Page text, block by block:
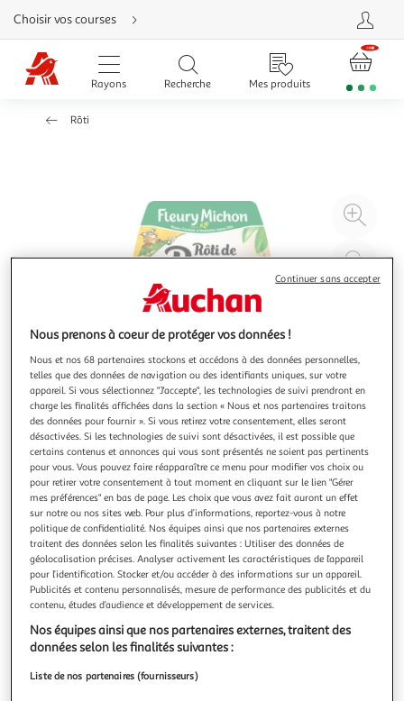
Aller
directement
au
contenu
Aller
directement
Aller
Choisir vos courses
Rayons Recherche Mes produits
Rôti
à
5.0 (5)
FLEURY MICHON
Rôti de porc cuit en tranches
Pour faire un bon rôti de porc il faut la meilleure viande : le
coeur du filet. Fleury Michon prépare ses rôtis avec une
ligne de poivre, des bouillons puis les cuit lentement à
l'étouffée pour plus de tendreté et de saveurs. Idéal pour
cuisiner selon vos envies, en coeur de repas ou entrée
En savoir +
4 + 2 offertes
Vous voulez connaître le prix de ce produit ?
Afficher le prix
Nous prenons à coeur de protéger vos données !
Nous et nos 68 partenaires stockons et accédons à des données personnelles,
telles que des données de navigation ou des identifiants uniques, sur votre
appareil. Si vous sélectionnez "J'accepte", les technologies de suivi prendront en
charge les finalités affichées dans la section « Nous et nos partenaires traitons
des données pour fournir ». Si vous retirez votre consentement, elles seront
désactivées. Si les technologies de suivi sont désactivées, il est possible que
certains contenus et annonces qui vous sont présentés ne soient pas pertinents
pour vous. Vous pouvez faire réapparaître ce menu pour modifier vos choix ou
pour retirer votre consentement à tout moment en cliquant sur le lien "Gérer
mes préférences" en bas de page. Les choix que vous avez fait auront un effet
sur notre ou nos sites web. Pour plus d’informations, reportez-vous à notre
politique de confidentialité. Nos équipes ainsi que nos partenaires externes
traitent des données selon les finalités suivantes : Utiliser des données de
géolocalisation précises. Analyser activement les caractéristiques de l’appareil
pour l’identification. Stocker et/ou accéder à des informations sur un appareil.
Publicités et contenu personnalisés, mesure de performance des publicités et du
contenu, études d’audience et développement de services.
Nos équipes ainsi que nos partenaires externes, traitent des
données selon les finalités suivantes :
Liste de nos partenaires (fournisseurs)
Continuer sans accepter